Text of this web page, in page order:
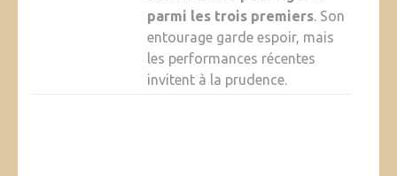
parmi les trois premiers. Son
entourage garde espoir, mais
les performances récentes
invitent à la prudence.